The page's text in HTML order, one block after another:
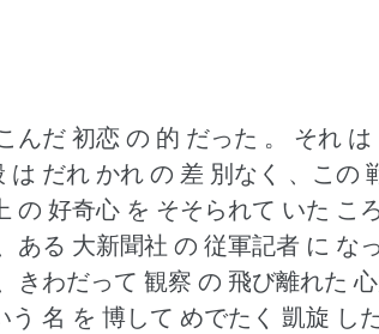
だ 初恋 の 的 だった 。
それ
だれ かれ の 差 別なく 、この
の 好奇心 を そそられて いた こ
ある 大新聞社 の 従軍記者 に な
きわだって 観察 の 飛び離れた
名 を 博して めでたく 凱旋 し